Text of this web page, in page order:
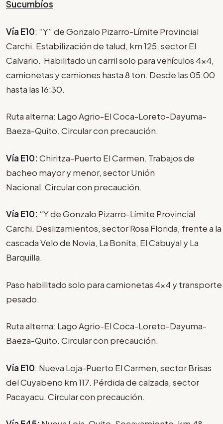
Sucumbíos
Vía E10: “Y” de Gonzalo Pizarro-Límite Provincial
Carchi. Estabilización de talud, km 125, sector El
Calvario. Habilitado un carril solo para vehículos 4x4,
camionetas y camiones hasta 8 ton. Desde las 05:00
hasta las 16:30.
Ruta alterna: Lago Agrio-El Coca-Loreto-Dayuma-
Baeza-Quito. Circular con precaución.
Vía E10: Chiritza-Puerto El Carmen. Trabajos de
bacheo mayor y menor, sector Unión
Nacional. Circular con precaución.
Vía E10: “Y de Gonzalo Pizarro-Límite Provincial
Carchi. Deslizamientos, sector Rosa Florida, frente a la
cascada Velo de Novia, La Bonita, El Cabuyal y La
Barquilla.
Paso habilitado solo para camionetas 4x4 y transporte
pesado.
Ruta alterna: Lago Agrio-El Coca-Loreto-Dayuma-
Baeza-Quito. Circular con precaución.
Vía E10: Nueva Loja-Puerto El Carmen, sector Brisas
del Cuyabeno km 117. Pérdida de calzada, sector
Pacayacu. Circular con precaución.